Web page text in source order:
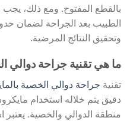
بالقطع المفتوح. ومع ذلك، يجب
الطبيب بعد الجراحة لضمان
وتحقيق النتائج المرضية.
ما هي تقنية جراحة دوالي
تقنية جراحة دوالي الخصية
دقيق يتم خلاله استخدام
منطقة الدوالي والخصية.